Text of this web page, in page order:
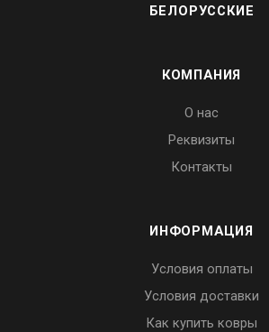
БЕЛОРУССКИЕ
КОМПАНИЯ
О нас
Реквизиты
Контакты
ИНФОРМАЦИЯ
Условия оплаты
Условия доставки
Как купить ковры